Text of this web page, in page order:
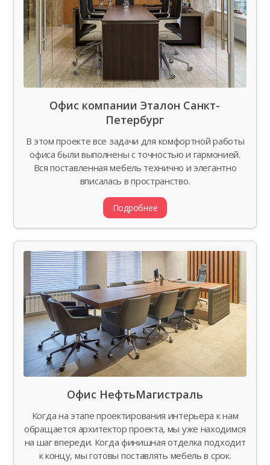
Офис компании Эталон Санкт-
Петербург
В этом проекте все задачи для комфортной работы
офиса были выполнены с точностью и гармонией.
Вся поставленная мебель технично и элегантно
вписалась в пространство.
Подробнее
Офис НефтьМагистраль
Когда на этапе проектирования интерьера к нам
обращается архитектор проекта, мы уже находимся
на шаг впереди. Когда финишная отделка подходит
к концу, мы готовы поставлять мебель в срок.